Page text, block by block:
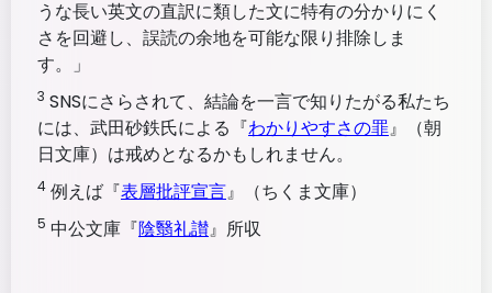
うな長い英文の直訳に類した文に特有の分かりにく
さを回避し、誤読の余地を可能な限り排除しま
す。」
3 SNSにさらされて、結論を一言で知りたがる私たち
には、武田砂鉄氏による『わかりやすさの罪』（朝
日文庫）は戒めとなるかもしれません。
4 例えば『表層批評宣言』（ちくま文庫）
5 中公文庫『陰翳礼讃』所収